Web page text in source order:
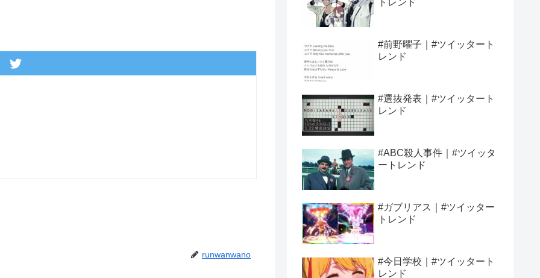
runwanwano
トレンド
#前野曜子｜#ツイッタート
レンド
#選抜発表｜#ツイッタート
レンド
#ABC殺人事件｜#ツイッタ
ートレンド
#ガブリアス｜#ツイッター
トレンド
#今日学校｜#ツイッタート
レンド